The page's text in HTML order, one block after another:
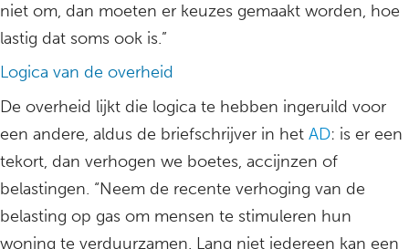
niet om, dan moeten er keuzes gemaakt worden, hoe
lastig dat soms ook is.”
Logica van de overheid
De overheid lijkt die logica te hebben ingeruild voor
een andere, aldus de briefschrijver in het AD: is er een
tekort, dan verhogen we boetes, accijnzen of
belastingen. “Neem de recente verhoging van de
belasting op gas om mensen te stimuleren hun
woning te verduurzamen. Lang niet iedereen kan een